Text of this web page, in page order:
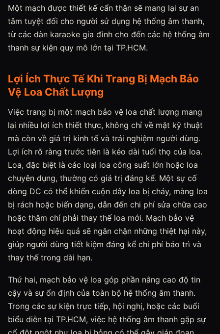
Một mạch được thiết kế cẩn thận sẽ mang lại sự an
tâm tuyệt đối cho người sử dụng hệ thống âm thanh,
từ các dàn karaoke gia đình cho đến các hệ thống âm
thanh sự kiện quy mô lớn tại TP.HCM.
Lợi Ích Thực Tế Khi Trang Bị Mạch Bảo
Vệ Loa Chất Lượng
Việc trang bị một mạch bảo vệ loa chất lượng mang
lại nhiều lợi ích thiết thực, không chỉ về mặt kỹ thuật
mà còn về giá trị kinh tế và trải nghiệm người dùng.
Lợi ích rõ ràng trước tiên là kéo dài tuổi thọ của loa.
Loa, đặc biệt là các loại loa công suất lớn hoặc loa
chuyên dụng, thường có giá trị đáng kể. Một sự cố
dòng DC có thể khiến cuộn dây loa bị cháy, màng loa
bị rách hoặc biến dạng, dẫn đến chi phí sửa chữa cao
hoặc thậm chí phải thay thế loa mới. Mạch bảo vệ
hoạt động hiệu quả sẽ ngăn chặn những thiệt hại này,
giúp người dùng tiết kiệm đáng kể chi phí bảo trì và
thay thế trong dài hạn.
Thứ hai, mạch bảo vệ loa góp phần nâng cao độ tin
cậy và sự ổn định của toàn bộ hệ thống âm thanh.
Trong các sự kiện trực tiếp, hội nghị, hoặc các buổi
biểu diễn tại TP.HCM, việc hệ thống âm thanh gặp sự